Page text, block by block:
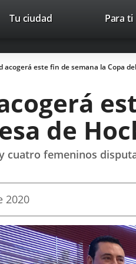
avaTop
Tu ciudad Para ti
acogerá este fin de semana la Copa
de
cuatro femeninos
2020